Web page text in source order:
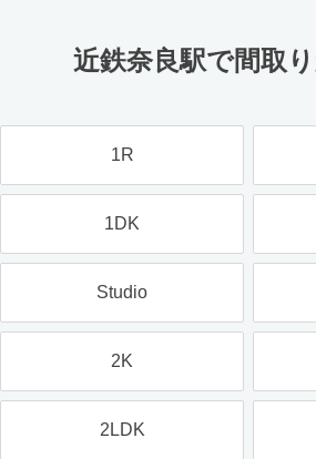
近鉄奈良駅で間取
1R
1DK
Studio
2K
2LDK